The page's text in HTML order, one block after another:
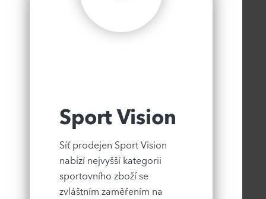
Sport Vision
Síť prodejen Sport Vision
nabízí nejvyšší kategorii
sportovního zboží se
zvláštním zaměřením na